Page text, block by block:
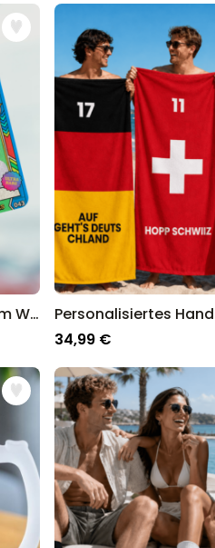
für personalisierte Geschenke in
Personalisierbarer Duftbaum WM Sammelsticker mit Foto
34,99 €